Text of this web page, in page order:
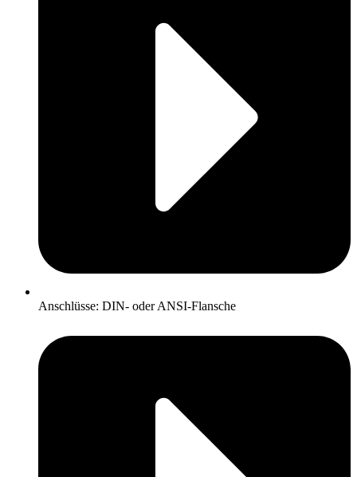
Anschlüsse: DIN- oder ANSI-Flansche